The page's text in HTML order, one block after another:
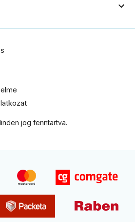

jog fenntartva.